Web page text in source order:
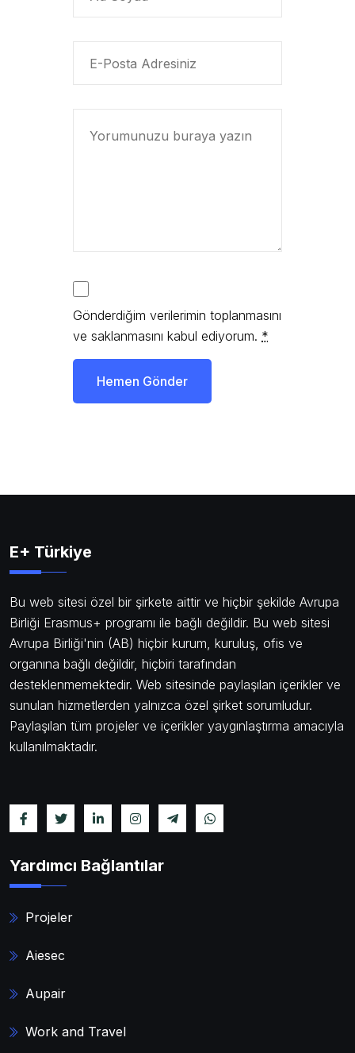
Gönderdiğim verilerimin toplanmasını
ve saklanmasını kabul ediyorum. *
Hemen Gönder
E+ Türkiye
Bu web sitesi özel bir şirkete aittir ve hiçbir şekilde Avrupa
Birliği Erasmus+ programı ile bağlı değildir. Bu web sitesi
Avrupa Birliği'nin (AB) hiçbir kurum, kuruluş, ofis ve
organına bağlı değildir, hiçbiri tarafından
desteklenmemektedir. Web sitesinde paylaşılan içerikler ve
sunulan hizmetlerden yalnızca özel şirket sorumludur.
Paylaşılan tüm projeler ve içerikler yaygınlaştırma amacıyla
kullanılmaktadır.
Yardımcı Bağlantılar
Projeler
Aiesec
Aupair
Work and Travel